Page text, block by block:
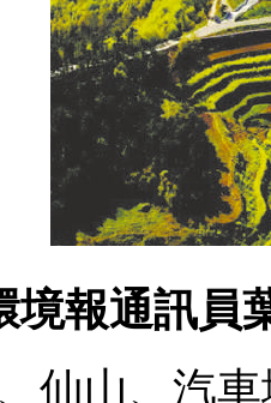
境報通訊員
山、汽車